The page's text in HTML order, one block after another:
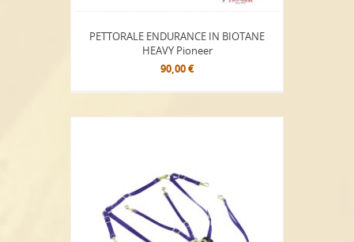
PETTORALE ENDURANCE IN BIOTANE
HEAVY Pioneer
90,00 €